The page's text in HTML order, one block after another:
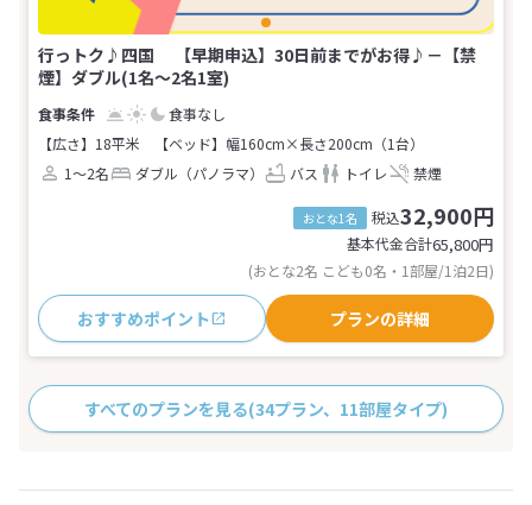
行っトク♪四国 【早期申込】30日前までがお得♪－【禁
煙】ダブル(1名～2名1室)
食事なし
【広さ】18平米
【ベッド】幅160cm×長さ200cm（1台）
1～2名
ダブル（パノラマ） バス トイレ 禁煙
おとな1名 税込32,900円
基本代金合計65,800円
(おとな2名 こども0名・1部屋/1泊2日)
おすすめポイント プランの詳細
すべてのプランを見る(34プラン、11部屋タイプ)